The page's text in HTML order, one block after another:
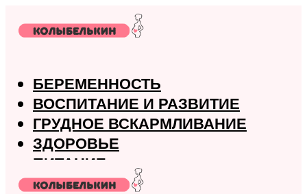
БЕРЕМЕННОСТЬ
ВОСПИТАНИЕ И РАЗВИТИЕ
ГРУДНОЕ ВСКАРМЛИВАНИЕ
ЗДОРОВЬЕ
ПИТАНИЕ
РОДЫ